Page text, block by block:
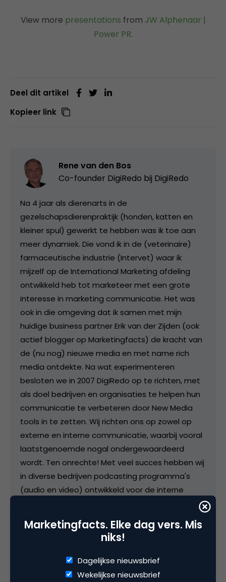
View more presentations from JW Alphenaar |
Power PR.
Deel dit artikel
Kopieer link
Rene van den Bos
Co-founder DigiRedo bij DigiRedo
Na 4 jaar als dierenarts in de
gezelschapsdierenpraktijk (honden, katten en
kleiner spul) gewerkt te hebben was ik toe aan
meer dynamiek. Die vond ik in de (veterinaire)
farmaceutische industrie (Intervet) waar ik
mijzelf op de International Marketing afdeling
ontwikkeld heb tot marketeer met een grote
interesse in marketing communicatie. Het was
ook in die omgeving dat ik samen met mijn
huidige business partner Erik van der Zijden (ook
actief blogger op Marketingfacts) de kracht van
de (nu nog) nieuwe media en met name rich
media ontdekte. Na wat experimenteren
besloten we in 2007 DigiRedo op te richten, met
als doel bedrijven en organisaties te helpen hun
communicatie te verbeteren door New Media
tools in te zetten. Wij richten ons op zowel op
externe en interne communicatie, waarbij vooral
laatstgenoemde nogal ondergewaardeerd
wordt. Ten onrechte! Met veel succes hebben wij
in diverse bedrijven podcasting programma's
(audio en video) ontwikkeld voor de interne
Marketingfacts. Elke dag vers. Mis
niks!
Dagelijkse nieuwsbrief
Wekelijkse nieuwsbrief